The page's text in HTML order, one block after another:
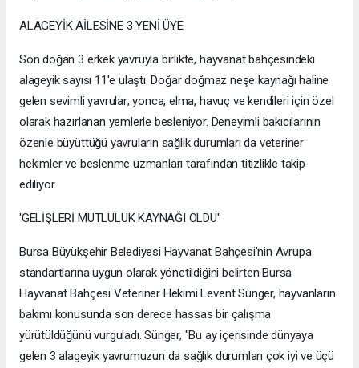
ALAGEYİK AİLESİNE 3 YENİ ÜYE
Son doğan 3 erkek yavruyla birlikte, hayvanat bahçesindeki
alageyik sayısı 11'e ulaştı. Doğar doğmaz neşe kaynağı haline
gelen sevimli yavrular; yonca, elma, havuç ve kendileri için özel
olarak hazırlanan yemlerle besleniyor. Deneyimli bakıcılarının
özenle büyüttüğü yavruların sağlık durumları da veteriner
hekimler ve beslenme uzmanları tarafından titizlikle takip
ediliyor.
'GELİŞLERİ MUTLULUK KAYNAĞI OLDU'
Bursa Büyükşehir Belediyesi Hayvanat Bahçesi’nin Avrupa
standartlarına uygun olarak yönetildiğini belirten Bursa
Hayvanat Bahçesi Veteriner Hekimi Levent Sünger, hayvanların
bakımı konusunda son derece hassas bir çalışma
yürütüldüğünü vurguladı. Sünger, "Bu ay içerisinde dünyaya
gelen 3 alageyik yavrumuzun da sağlık durumları çok iyi ve üçü